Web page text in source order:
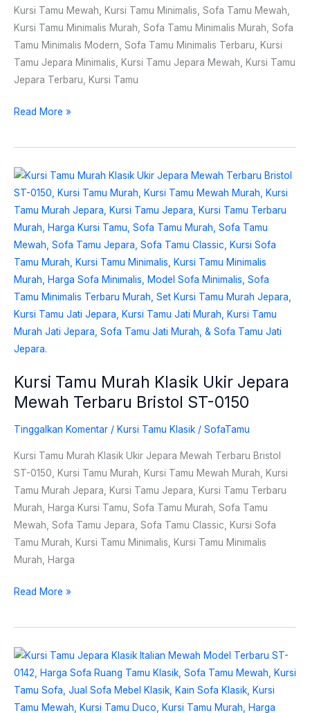
Kursi Tamu Mewah, Kursi Tamu Minimalis, Sofa Tamu Mewah,
Kursi Tamu Minimalis Murah, Sofa Tamu Minimalis Murah, Sofa
Tamu Minimalis Modern, Sofa Tamu Minimalis Terbaru, Kursi
Tamu Jepara Minimalis, Kursi Tamu Jepara Mewah, Kursi Tamu
Jepara Terbaru, Kursi Tamu
Read More »
Kursi Tamu Murah Klasik Ukir Jepara
Mewah Terbaru Bristol ST-0150
Tinggalkan Komentar / Kursi Tamu Klasik / SofaTamu
Kursi Tamu Murah Klasik Ukir Jepara Mewah Terbaru Bristol
ST-0150, Kursi Tamu Murah, Kursi Tamu Mewah Murah, Kursi
Tamu Murah Jepara, Kursi Tamu Jepara, Kursi Tamu Terbaru
Murah, Harga Kursi Tamu, Sofa Tamu Murah, Sofa Tamu
Mewah, Sofa Tamu Jepara, Sofa Tamu Classic, Kursi Sofa
Tamu Murah, Kursi Tamu Minimalis, Kursi Tamu Minimalis
Murah, Harga
Kursi
Tamu
Murah
Klasik
Ukir
Jepara
Mewah
Terbaru
Bristol
ST-
0150
Read More »
Kursi
Tamu
Jepara
Klasik